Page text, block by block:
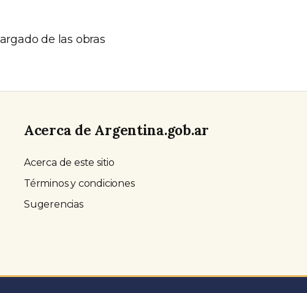
de las obras
Acerca de Argentina.gob.ar
Acerca de este sitio
Términos y condiciones
Sugerencias